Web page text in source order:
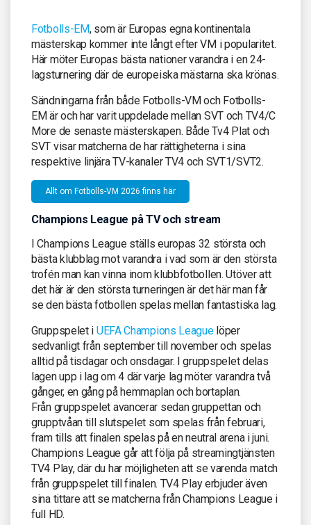
Fotbolls-EM, som är Europas egna kontinentala
mästerskap kommer inte långt efter VM i popularitet.
Här möter Europas bästa nationer varandra i en 24-
lagsturnering där de europeiska mästarna ska krönas.
Sändningarna från både Fotbolls-VM och Fotbolls-
EM är och har varit uppdelade mellan SVT och TV4/C
More de senaste mästerskapen. Både Tv4 Plat och
SVT visar matcherna de har rättigheterna i sina
respektive linjära TV-kanaler TV4 och SVT1/SVT2.
Allt om Fotbolls-VM 2026 finns här
Champions League på TV och stream
I Champions League ställs europas 32 största och
bästa klubblag mot varandra i vad som är den största
trofén man kan vinna inom klubbfotbollen. Utöver att
det här är den största turneringen är det här man får
se den bästa fotbollen spelas mellan fantastiska lag.
Gruppspelet i UEFA Champions Leaguelöper
sedvanligt från september till november och spelas
alltid på tisdagar och onsdagar. I gruppspelet delas
lagen upp i lag om 4 där varje lag möter varandra två
gånger, en gång på hemmaplan och bortaplan.
Från gruppspelet avancerar sedan gruppettan och
grupptvåan till slutspelet som spelas från februari,
fram tills att finalen spelas på en neutral arena i juni.
Champions League går att följa på streamingtjänsten
TV4 Play, där du har möjligheten att se varenda match
från gruppspelet till finalen. TV4 Play erbjuder även
sina tittare att se matcherna från Champions League i
full HD.